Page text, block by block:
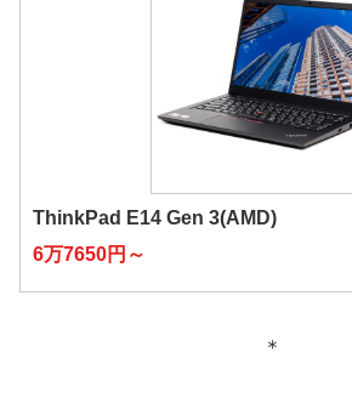
ThinkPad E14 Gen 3(AMD)
6万7650円～
＊